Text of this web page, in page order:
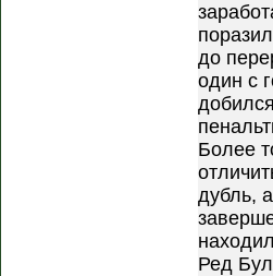
до
один с
Более
дубль,
Ред